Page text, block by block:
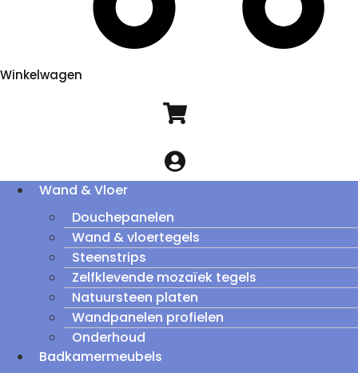
Winkelwagen
Wand & Vloer
Douchepanelen
Wand & vloertegels
Steenstrips
Zelfklevende mozaïek tegels
Natuursteen platen
Wandpanelen profielen
Onderhoud
Badkamermeubels